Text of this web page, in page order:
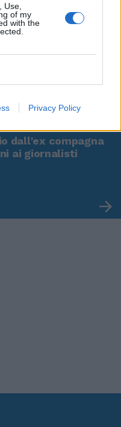
Use,
of my
with the
Privacy Policy
01:16
dall'ex compagna
ai giornalisti